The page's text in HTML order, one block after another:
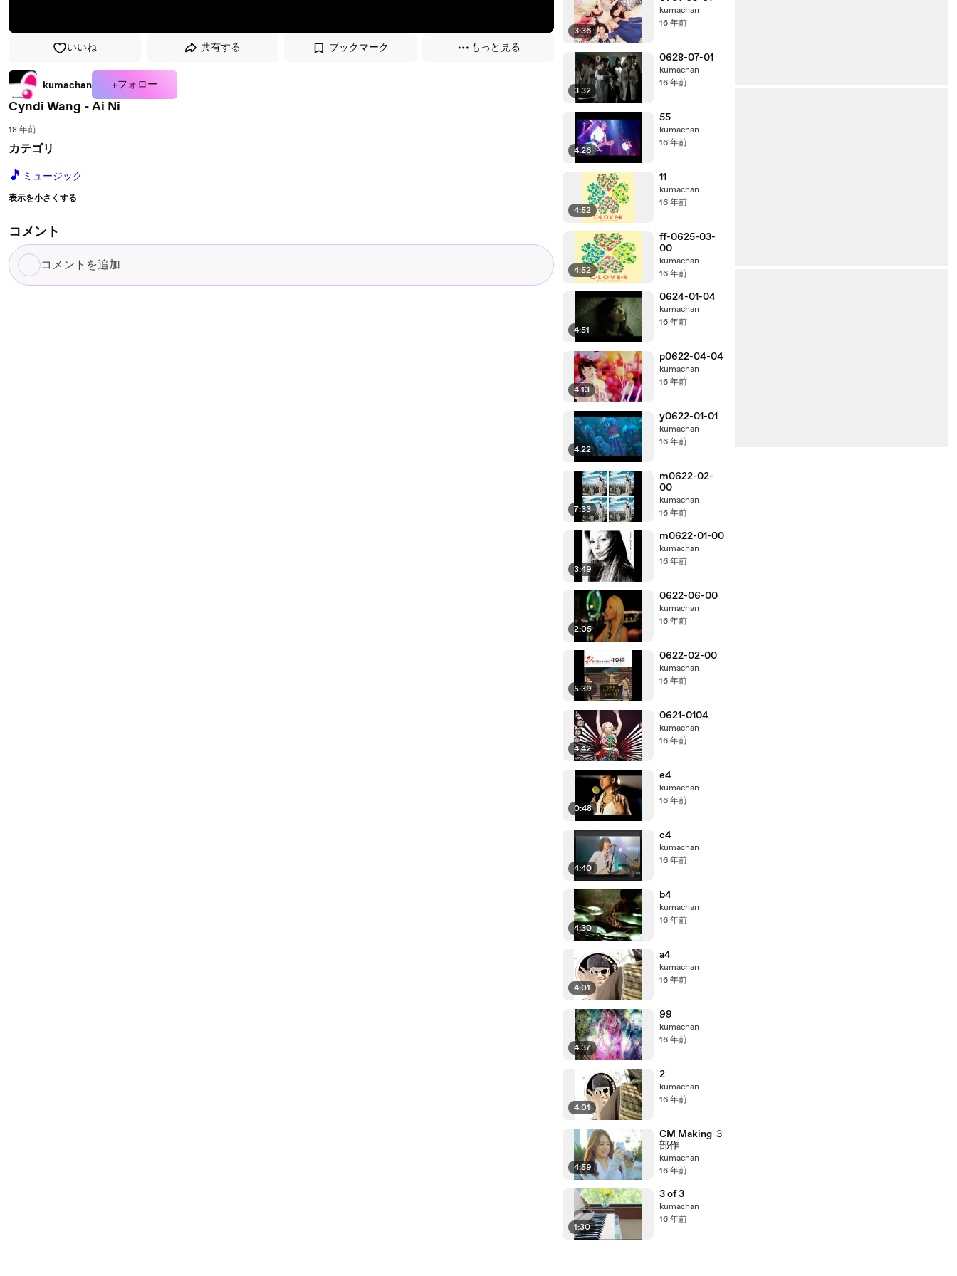
いいね 共有する ブックマーク もっと見る
kumachan +フォロー
Cyndi Wang - Ai Ni
18 年前
カテゴリ
🎵 ミュージック
表示を小さくする
コメント
コ
メ
3:36
kumachan
16 年前
3:32
0628-07-01
kumachan
16 年前
4:26
55
kumachan
16 年前
4:52
11
kumachan
16 年前
4:52
ff-0625-03-
00
kumachan
16 年前
4:51
0624-01-04
kumachan
16 年前
4:13
p0622-04-04
kumachan
16 年前
4:22
y0622-01-01
kumachan
16 年前
7:33
m0622-02-
00
kumachan
16 年前
3:49
m0622-01-00
kumachan
16 年前
2:05
0622-06-00
kumachan
16 年前
5:39
0622-02-00
kumachan
16 年前
4:42
0621-0104
kumachan
16 年前
0:48
e4
kumachan
16 年前
4:40
c4
kumachan
16 年前
4:30
b4
kumachan
16 年前
4:01
a4
kumachan
16 年前
4:37
99
kumachan
16 年前
4:01
2
kumachan
16 年前
4:59
CM Making ３
部作
kumachan
16 年前
1:30
3 of 3
kumachan
16 年前